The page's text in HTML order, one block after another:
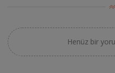
Henüz bir